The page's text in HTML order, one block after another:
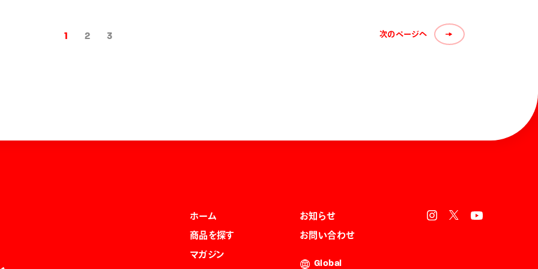
1 2 3 次のページへ
ホーム
商品を探す
マガジン
お知らせ
お問い合わせ
Global